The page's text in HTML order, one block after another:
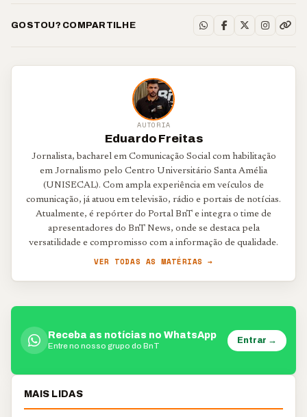
GOSTOU? COMPARTILHE
AUTORIA
Eduardo Freitas
Jornalista, bacharel em Comunicação Social com habilitação
em Jornalismo pelo Centro Universitário Santa Amélia
(UNISECAL). Com ampla experiência em veículos de
comunicação, já atuou em televisão, rádio e portais de notícias.
Atualmente, é repórter do Portal BnT e integra o time de
apresentadores do BnT News, onde se destaca pela
versatilidade e compromisso com a informação de qualidade.
VER TODAS AS MATÉRIAS →
Receba as notícias no WhatsApp
Entre no nosso grupo do BnT
Entrar →
MAIS LIDAS